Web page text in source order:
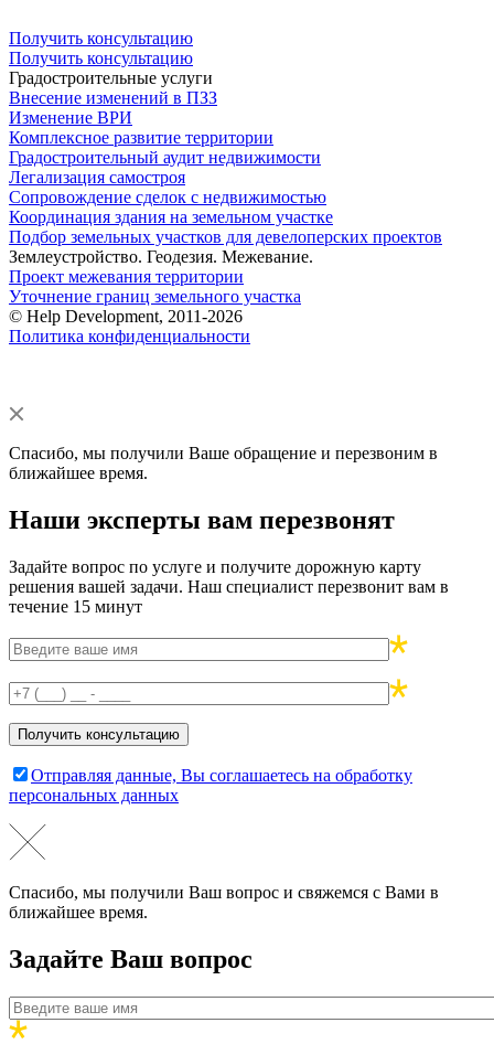
Получить консультацию
Получить консультацию
Градостроительные услуги
Внесение изменений в ПЗЗ
Изменение ВРИ
Комплексное развитие территории
Градостроительный аудит недвижимости
Легализация самостроя
Сопровождение сделок с недвижимостью
Координация здания на земельном участке
Подбор земельных участков для девелоперских проектов
Землеустройство. Геодезия. Межевание.
Проект межевания территории
Уточнение границ земельного участка
© Help Development, 2011-2026
Политика конфиденциальности
Спасибо, мы получили Ваше обращение и перезвоним в
ближайшее время.
Наши эксперты вам перезвонят
Задайте вопрос по услуге и получите дорожную карту
решения вашей задачи. Наш специалист перезвонит вам в
течение 15 минут
Отправляя данные, Вы соглашаетесь на обработку
персональных данных
Спасибо, мы получили Ваш вопрос и свяжемся с Вами в
ближайшее время.
Задайте Ваш вопрос